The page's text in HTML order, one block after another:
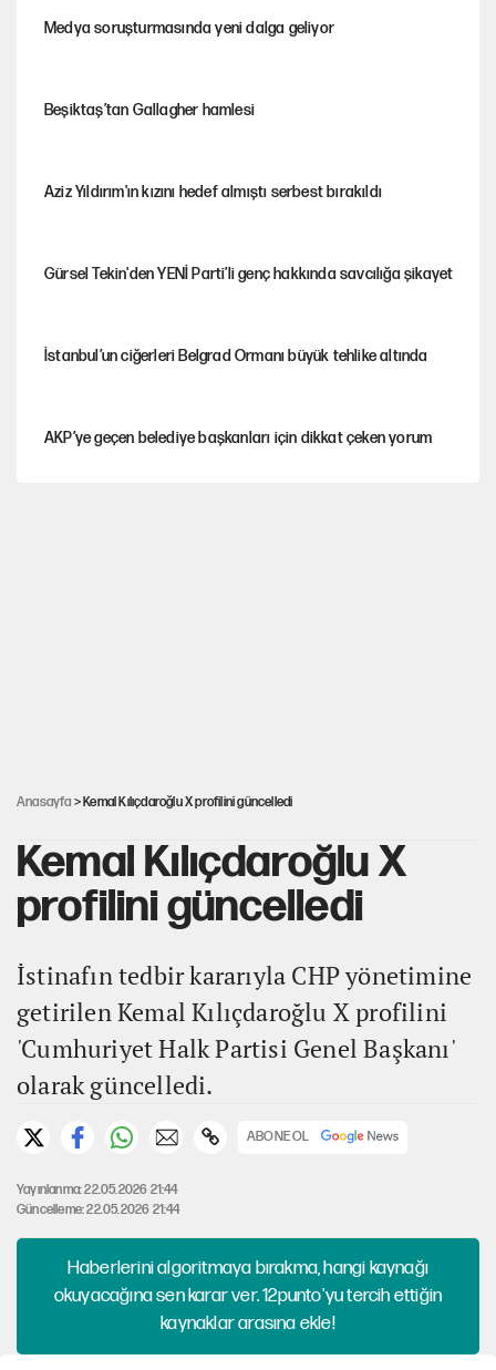
Medya soruşturmasında yeni dalga geliyor
Beşiktaş’tan Gallagher hamlesi
Aziz Yıldırım'ın kızını hedef almıştı serbest bırakıldı
Gürsel Tekin'den YENİ Parti’li genç hakkında savcılığa şikayet
İstanbul’un ciğerleri Belgrad Ormanı büyük tehlike altında
AKP’ye geçen belediye başkanları için dikkat çeken yorum
Anasayfa > Kemal Kılıçdaroğlu X profilini güncelledi
Kemal Kılıçdaroğlu X
profilini güncelledi
İstinafın tedbir kararıyla CHP yönetimine
getirilen Kemal Kılıçdaroğlu X profilini
'Cumhuriyet Halk Partisi Genel Başkanı'
olarak güncelledi.
ABONE OL
Yayınlanma: 22.05.2026 21:44
Güncelleme: 22.05.2026 21:44
Haberlerini algoritmaya bırakma, hangi kaynağı
okuyacağına sen karar ver. 12punto'yu tercih ettiğin
kaynaklar arasına ekle!